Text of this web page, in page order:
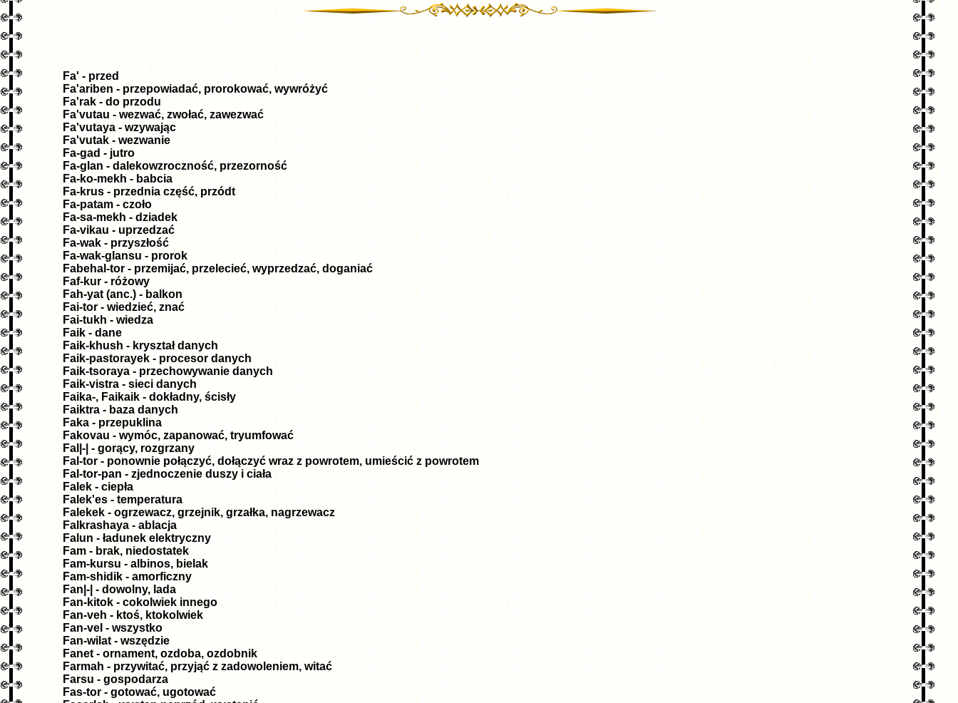
Fa' - przed
Fa'ariben - przepowiadać, prorokować, wywróżyć
Fa'rak - do przodu
Fa'vutau - wezwać, zwołać, zawezwać
Fa'vutaya - wzywając
Fa'vutak - wezwanie
Fa-gad - jutro
Fa-glan - dalekowzroczność, przezorność
Fa-ko-mekh - babcia
Fa-krus - przednia część, przódt
Fa-patam - czoło
Fa-sa-mekh - dziadek
Fa-vikau - uprzedzać
Fa-wak - przyszłość
Fa-wak-glansu - prorok
Fabehal-tor - przemijać, przelecieć, wyprzedzać, doganiać
Faf-kur - różowy
Fah-yat (anc.) - balkon
Fai-tor - wiedzieć, znać
Fai-tukh - wiedza
Faik - dane
Faik-khush - kryształ danych
Faik-pastorayek - procesor danych
Faik-tsoraya - przechowywanie danych
Faik-vistra - sieci danych
Faika-, Faikaik - dokładny, ścisły
Faiktra - baza danych
Faka - przepuklina
Fakovau - wymóc, zapanować, tryumfować
Fal|-| - gorący, rozgrzany
Fal-tor - ponownie połączyć, dołączyć wraz z powrotem, umieścić z powrotem
Fal-tor-pan - zjednoczenie duszy i ciała
Falek - ciepła
Falek'es - temperatura
Falekek - ogrzewacz, grzejnik, grzałka, nagrzewacz
Falkrashaya - ablacja
Falun - ładunek elektryczny
Fam - brak, niedostatek
Fam-kursu - albinos, bielak
Fam-shidik - amorficzny
Fan|-| - dowolny, lada
Fan-kitok - cokolwiek innego
Fan-veh - ktoś, ktokolwiek
Fan-vel - wszystko
Fan-wilat - wszędzie
Fanet - ornament, ozdoba, ozdobnik
Farmah - przywitać, przyjąć z zadowoleniem, witać
Farsu - gospodarza
Fas-tor - gotować, ugotować